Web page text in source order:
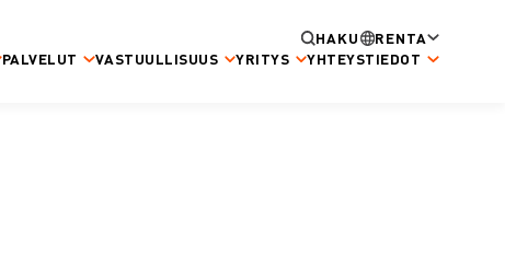
HAKU
RENTA
PALVELUT VASTUULLISUUS YRITYS YHTEYSTIEDOT